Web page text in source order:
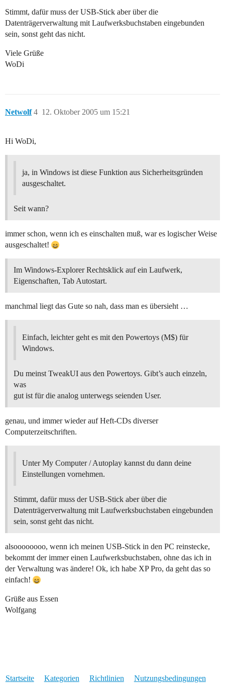
Stimmt, dafür muss der USB-Stick aber über die
Datenträgerverwaltung mit Laufwerksbuchstaben eingebunden
sein, sonst geht das nicht.
Viele Grüße
WoDi
Netwolf 12. Oktober 2005 um 15:21
4
Hi WoDi,
ja, in Windows ist diese Funktion aus Sicherheitsgründen
ausgeschaltet.
Seit wann?
immer schon, wenn ich es einschalten muß, war es logischer Weise
ausgeschaltet!
Im Windows-Explorer Rechtsklick auf ein Laufwerk,
Eigenschaften, Tab Autostart.
manchmal liegt das Gute so nah, dass man es übersieht …
Einfach, leichter geht es mit den Powertoys (M$) für
Windows.
Du meinst TweakUI aus den Powertoys. Gibt’s auch einzeln,
was
gut ist für die analog unterwegs seienden User.
genau, und immer wieder auf Heft-CDs diverser
Computerzeitschriften.
Unter My Computer / Autoplay kannst du dann deine
Einstellungen vornehmen.
Stimmt, dafür muss der USB-Stick aber über die
Datenträgerverwaltung mit Laufwerksbuchstaben eingebunden
sein, sonst geht das nicht.
alsoooooooo, wenn ich meinen USB-Stick in den PC reinstecke,
bekommt der immer einen Laufwerksbuchstaben, ohne das ich in
der Verwaltung was ändere! Ok, ich habe XP Pro, da geht das so
einfach!
Grüße aus Essen
Wolfgang
Startseite Kategorien Richtlinien Nutzungsbedingungen